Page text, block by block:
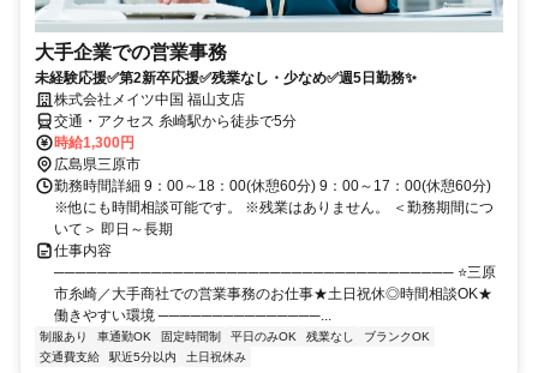
大手企業での営業事務
未経験応援✅第2新卒応援✅残業なし・少なめ✅週5日勤務✨
株式会社メイツ中国 福山支店
交通・アクセス 糸崎駅から徒歩で5分
時給1,300円
広島県三原市
勤務時間詳細 9：00～18：00(休憩60分) 9：00～17：00(休憩60分)
※他にも時間相談可能です。 ※残業はありません。 ＜勤務期間につ
いて＞ 即日～長期
仕事内容
───────────────────────────────────── ⭐三原
市糸崎／大手商社での営業事務のお仕事★土日祝休◎時間相談OK★
働きやすい環境 ───────────────...
制服あり 車通勤OK 固定時間制 平日のみOK 残業なし
ブランクOK
交通費支給
駅近5分以内 土日祝休み